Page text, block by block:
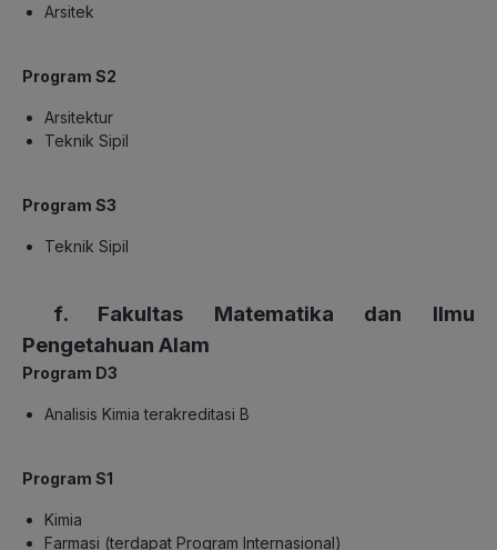
Arsitek
Program S2
Arsitektur
Teknik Sipil
Program S3
Teknik Sipil
f. Fakultas Matematika dan Ilmu
Pengetahuan Alam
Program D3
Analisis Kimia terakreditasi B
Program S1
Kimia
Farmasi (terdapat Program Internasional)